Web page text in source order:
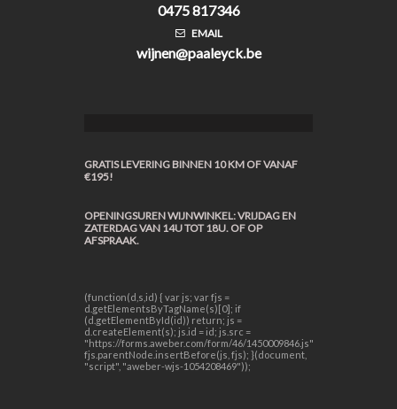
0475 817346
EMAIL
wijnen@paaleyck.be
GRATIS LEVERING BINNEN 10 KM OF VANAF
€195!
OPENINGSUREN WIJNWINKEL: VRIJDAG EN
ZATERDAG VAN 14U TOT 18U. OF OP
AFSPRAAK.
(function(d,s,id) { var js; var fjs =
d.getElementsByTagName(s)[0]; if
(d.getElementById(id)) return; js =
d.createElement(s); js.id = id; js.src =
"https://forms.aweber.com/form/46/1450009846.js";
fjs.parentNode.insertBefore(js, fjs); }(document,
"script", "aweber-wjs-1054208469"));